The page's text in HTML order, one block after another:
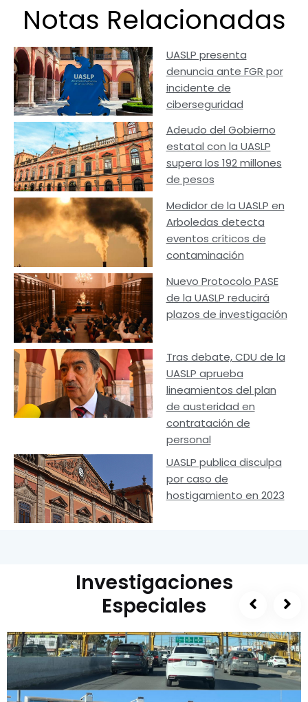
Notas Relacionadas
UASLP presenta
denuncia ante FGR por
incidente de
ciberseguridad
Adeudo del Gobierno
estatal con la UASLP
supera los 192 millones
de pesos
Medidor de la UASLP en
Arboledas detecta
eventos críticos de
contaminación
Nuevo Protocolo PASE
de la UASLP reducirá
plazos de investigación
Tras debate, CDU de la
UASLP aprueba
lineamientos del plan
de austeridad en
contratación de
personal
UASLP publica disculpa
por caso de
hostigamiento en 2023
Investigaciones
Especiales